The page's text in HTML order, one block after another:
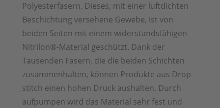
Polyesterfasern. Dieses, mit einer luftdichten
Beschichtung versehene Gewebe, ist von
beiden Seiten mit einem widerstandsfähigen
Nitrilon®-Material geschützt. Dank der
Tausenden Fasern, die die beiden Schichten
zusammenhalten, können Produkte aus Drop-
stitch einen hohen Druck aushalten. Durch
aufpumpen wird das Material sehr fest und